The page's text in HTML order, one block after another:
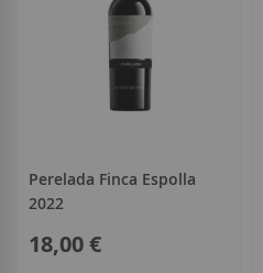
Perelada Finca Espolla
2022
18,00 €